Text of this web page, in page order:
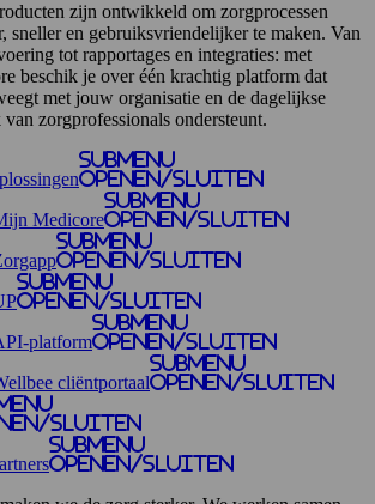
zijn ontwikkeld om zorgprocessen
sneller en gebruiksvriendelijker te maken. Van
tot rapportages en integraties: met
beschik je over één krachtig platform dat
met jouw organisatie en de dagelijkse
zorgprofessionals ondersteunt.
Submenu
openen/sluiten
Medicore
Submenu
openen/sluiten
Submenu
openen/sluiten
Submenu
openen/sluiten
platform
Submenu
openen/sluiten
cliëntportaal
Submenu
openen/sluiten
sluiten
Submenu
openen/sluiten